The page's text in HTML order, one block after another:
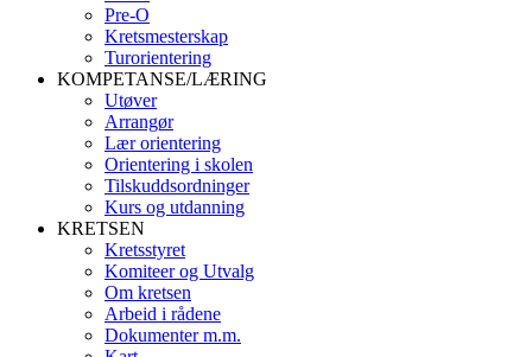
Pre-O
Kretsmesterskap
Turorientering
KOMPETANSE/LÆRING
Utøver
Arrangør
Lær orientering
Orientering i skolen
Tilskuddsordninger
Kurs og utdanning
KRETSEN
Kretsstyret
Komiteer og Utvalg
Om kretsen
Arbeid i rådene
Dokumenter m.m.